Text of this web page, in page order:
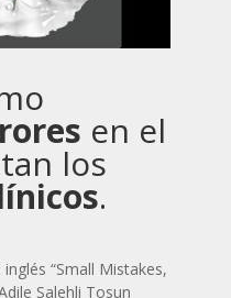
en el
los
.
“Small Mistakes,
Salehli Tosun